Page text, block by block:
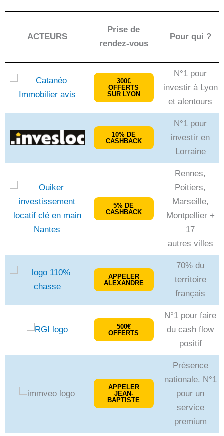
ACTEURS
Prise de
rendez-vous
Pour qui ?
rendez-vous
Pour qui ?
300€
OFFERTS
SUR LYON
N°1 pour
investir à Lyon
et alentours
10% DE
CASHBACK
N°1 pour
investir en
Lorraine
5% DE
CASHBACK
Rennes,
Poitiers,
Marseille,
Montpellier +
17
autres villes
APPELER
ALEXANDRE
70% du
territoire
français
500€
OFFERTS
N°1 pour faire
du cash flow
positif
APPELER
JEAN-
BAPTISTE
Présence
nationale. N°1
pour un
service
premium